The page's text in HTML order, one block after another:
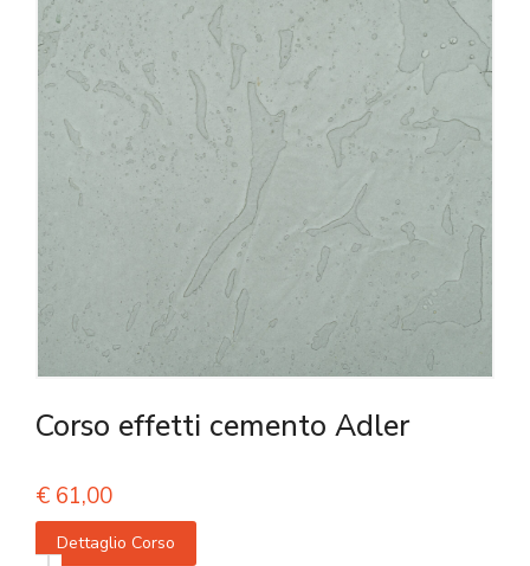
Corso effetti cemento Adler
€ 61,00
Dettaglio Corso